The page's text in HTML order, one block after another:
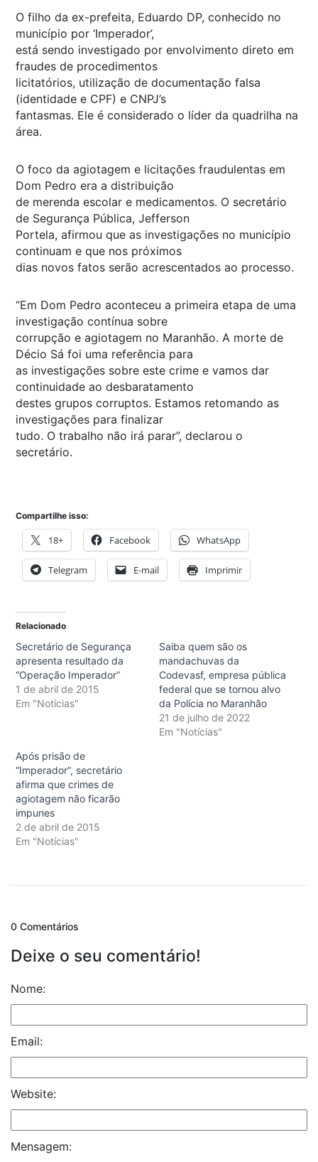
O filho da ex-prefeita, Eduardo DP, conhecido no
município por ‘Imperador’,
está sendo investigado por envolvimento direto em
fraudes de procedimentos
licitatórios, utilização de documentação falsa
(identidade e CPF) e CNPJ’s
fantasmas. Ele é considerado o líder da quadrilha na
área.
O foco da agiotagem e licitações fraudulentas em
Dom Pedro era a distribuição
de merenda escolar e medicamentos. O secretário
de Segurança Pública, Jefferson
Portela, afirmou que as investigações no município
continuam e que nos próximos
dias novos fatos serão acrescentados ao processo.
“Em Dom Pedro aconteceu a primeira etapa de uma
investigação contínua sobre
corrupção e agiotagem no Maranhão. A morte de
Décio Sá foi uma referência para
as investigações sobre este crime e vamos dar
continuidade ao desbaratamento
destes grupos corruptos. Estamos retomando as
investigações para finalizar
tudo. O trabalho não irá parar”, declarou o
secretário.
Compartilhe isso:
18+ Facebook WhatsApp
Telegram E-mail Imprimir
Relacionado
Secretário de Segurança
apresenta resultado da
“Operação Imperador”
1 de abril de 2015
Em "Notícias"
Saiba quem são os
mandachuvas da
Codevasf, empresa pública
federal que se tornou alvo
da Polícia no Maranhão
21 de julho de 2022
Em "Notícias"
Após prisão de
“Imperador”, secretário
afirma que crimes de
agiotagem não ficarão
impunes
2 de abril de 2015
Em "Notícias"
0 Comentários
Deixe o seu comentário!
Nome:
Email:
Website:
Mensagem: